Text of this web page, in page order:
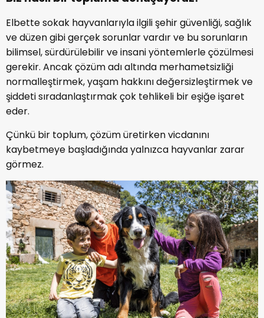
Elbette sokak hayvanlarıyla ilgili şehir güvenliği, sağlık
ve düzen gibi gerçek sorunlar vardır ve bu sorunların
bilimsel, sürdürülebilir ve insani yöntemlerle çözülmesi
gerekir. Ancak çözüm adı altında merhametsizliği
normalleştirmek, yaşam hakkını değersizleştirmek ve
şiddeti sıradanlaştırmak çok tehlikeli bir eşiğe işaret
eder.
Çünkü bir toplum, çözüm üretirken vicdanını
kaybetmeye başladığında yalnızca hayvanlar zarar
görmez.